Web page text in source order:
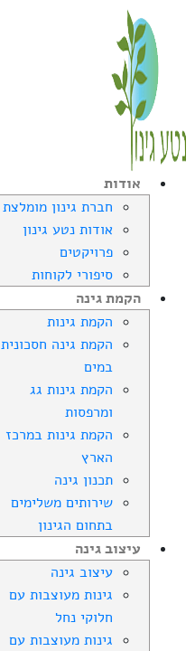
אודות
חברת גינון מומלצת
אודות נטע גינון
פרויקטים
סיפורי לקוחות
הקמת גינה
הקמת גינות
הקמת גינה חסכונית
במים
הקמת גינות גג
ומרפסות
הקמת גינות במרכז
הארץ
תכנון גינה
שירותים משלימים
בתחום הגינון
עיצוב גינה
עיצוב גינה
גינות מעוצבות עם
חלוקי נחל
גינות מעוצבות עם